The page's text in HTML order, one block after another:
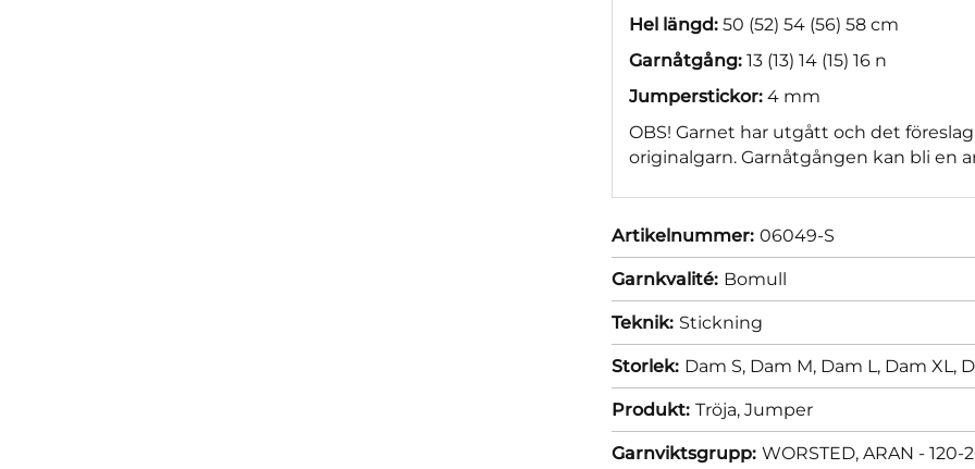
Hel längd: 50 (52) 54 (56) 58 cm
Garnåtgång: 13 (13) 14 (15) 16 n
Jumperstickor: 4 mm
OBS! Garnet har utgått och det
originalgarn. Garnåtgången kan bli en
Artikelnummer: 06049-S
Garnkvalité: Bomull
Teknik: Stickning
Storlek: Dam S, Dam M, Dam L, Dam XL,
Produkt: Tröja, Jumper
Garnviktsgrupp: WORSTED, ARAN - 120-